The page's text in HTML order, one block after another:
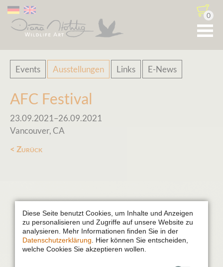
0
Navigation
überspringen
Events Ausstellungen Links E-News
AFC Festival
23.09.2021–26.09.2021
Vancouver, CA
Zurück
Diese Seite benutzt Cookies, um Inhalte und Anzeigen
zu personalisieren und Zugriffe auf unsere Website zu
analysieren. Mehr Informationen finden Sie in der
Datenschutzerklärung . Hier können Sie entscheiden,
welche Cookies Sie akzeptieren wollen.